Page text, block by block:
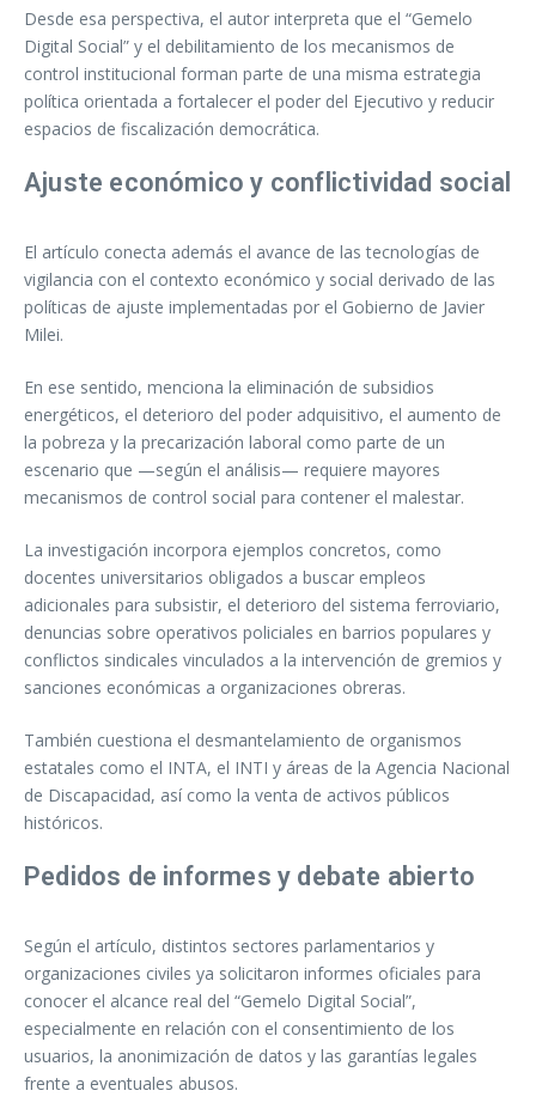
Desde esa perspectiva, el autor interpreta que el “Gemelo
Digital Social” y el debilitamiento de los mecanismos de
control institucional forman parte de una misma estrategia
política orientada a fortalecer el poder del Ejecutivo y reducir
espacios de fiscalización democrática.
Ajuste económico y conflictividad social
El artículo conecta además el avance de las tecnologías de
vigilancia con el contexto económico y social derivado de las
políticas de ajuste implementadas por el Gobierno de Javier
Milei.
En ese sentido, menciona la eliminación de subsidios
energéticos, el deterioro del poder adquisitivo, el aumento de
la pobreza y la precarización laboral como parte de un
escenario que —según el análisis— requiere mayores
mecanismos de control social para contener el malestar.
La investigación incorpora ejemplos concretos, como
docentes universitarios obligados a buscar empleos
adicionales para subsistir, el deterioro del sistema ferroviario,
denuncias sobre operativos policiales en barrios populares y
conflictos sindicales vinculados a la intervención de gremios y
sanciones económicas a organizaciones obreras.
También cuestiona el desmantelamiento de organismos
estatales como el INTA, el INTI y áreas de la Agencia Nacional
de Discapacidad, así como la venta de activos públicos
históricos.
Pedidos de informes y debate abierto
Según el artículo, distintos sectores parlamentarios y
organizaciones civiles ya solicitaron informes oficiales para
conocer el alcance real del “Gemelo Digital Social”,
especialmente en relación con el consentimiento de los
usuarios, la anonimización de datos y las garantías legales
frente a eventuales abusos.